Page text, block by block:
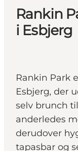
Rankin
i Esbjerg
Rankin Park
Esbjerg, der
selv brunch
anderledes
derudover
tapasbar og